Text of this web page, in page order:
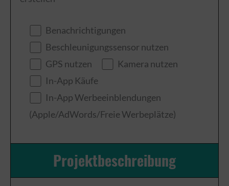
Benachrichtigungen
Beschleunigungssensor nutzen
GPS nutzen
Kamera nutzen
In-App Käufe
In-App Werbeeinblendungen
(Apple/AdWords/Freie Werbeplätze)
Projektbeschreibung